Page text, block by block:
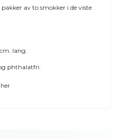
pakker av to smokker i de viste
lang.
phthalatfri.
her